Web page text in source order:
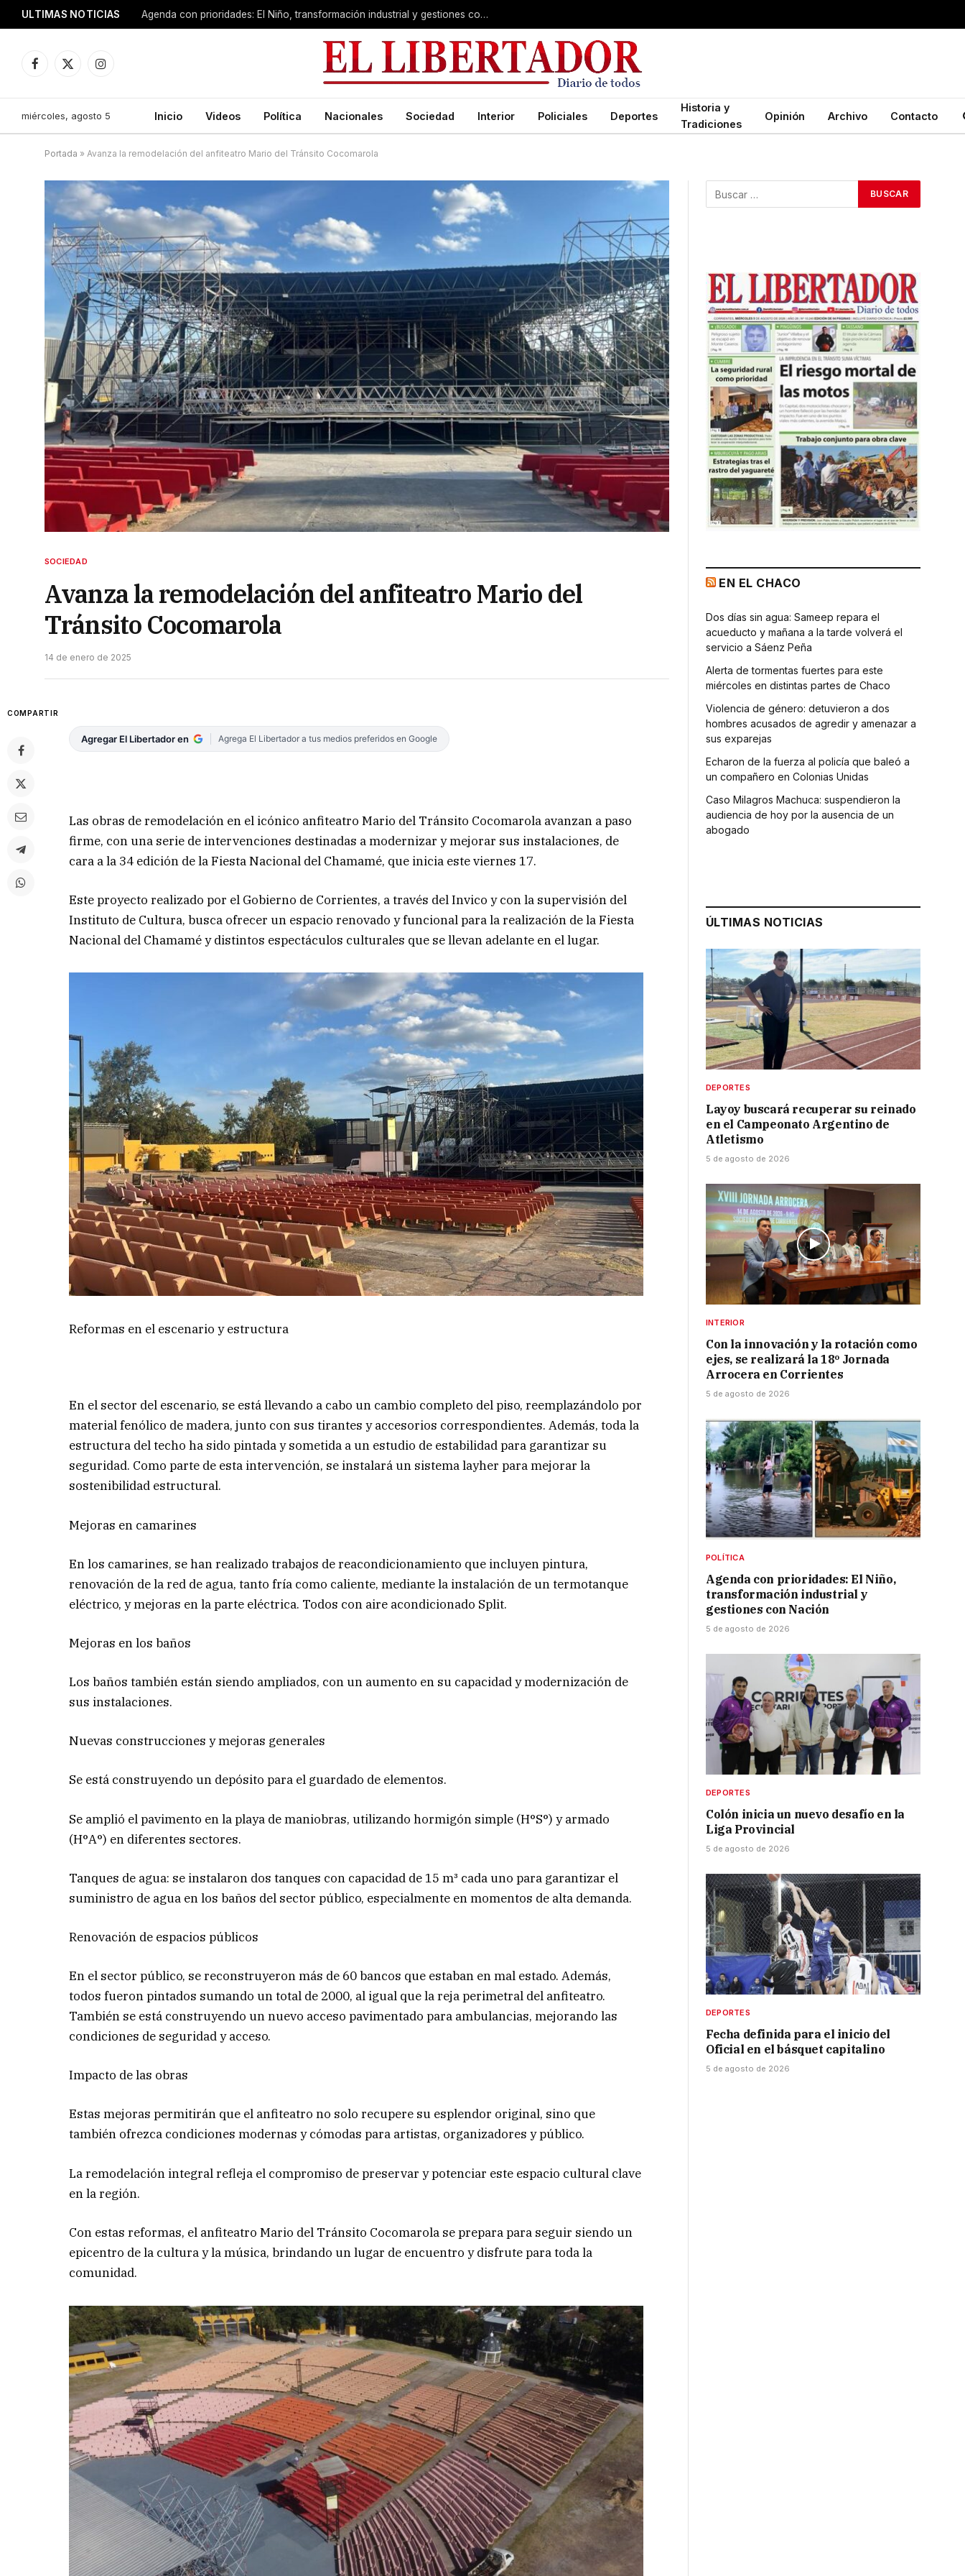
ULTIMAS NOTICIAS Agenda con prioridades: El Niño, transformación industrial y gestiones con Nación
Facebook
X
Instagram
miércoles, agosto 5 Inicio Videos Política Nacionales Sociedad Interior Policiales Deportes
Historia y
Tradiciones
Opinión Archivo Contacto
Portada » Avanza la remodelación del anfiteatro Mario del Tránsito Cocomarola
SOCIEDAD
Avanza la remodelación del anfiteatro Mario del
Tránsito Cocomarola
14 de enero de 2025
COMPARTIR
Agregar El Libertador en Agrega El Libertador a tus medios preferidos en Google
Las obras de remodelación en el icónico anfiteatro Mario del Tránsito Cocomarola avanzan a paso
firme, con una serie de intervenciones destinadas a modernizar y mejorar sus instalaciones, de
cara a la 34 edición de la Fiesta Nacional del Chamamé, que inicia este viernes 17.
Este proyecto realizado por el Gobierno de Corrientes, a través del Invico y con la supervisión del
Instituto de Cultura, busca ofrecer un espacio renovado y funcional para la realización de la Fiesta
Nacional del Chamamé y distintos espectáculos culturales que se llevan adelante en el lugar.
Reformas en el escenario y estructura
En el sector del escenario, se está llevando a cabo un cambio completo del piso, reemplazándolo por
material fenólico de madera, junto con sus tirantes y accesorios correspondientes. Además, toda la
estructura del techo ha sido pintada y sometida a un estudio de estabilidad para garantizar su
seguridad. Como parte de esta intervención, se instalará un sistema layher para mejorar la
sostenibilidad estructural.
Mejoras en camarines
En los camarines, se han realizado trabajos de reacondicionamiento que incluyen pintura,
renovación de la red de agua, tanto fría como caliente, mediante la instalación de un termotanque
eléctrico, y mejoras en la parte eléctrica. Todos con aire acondicionado Split.
Mejoras en los baños
Los baños también están siendo ampliados, con un aumento en su capacidad y modernización de
sus instalaciones.
Nuevas construcciones y mejoras generales
Se está construyendo un depósito para el guardado de elementos.
Se amplió el pavimento en la playa de maniobras, utilizando hormigón simple (H°S°) y armado
(H°A°) en diferentes sectores.
Tanques de agua: se instalaron dos tanques con capacidad de 15 m³ cada uno para garantizar el
suministro de agua en los baños del sector público, especialmente en momentos de alta demanda.
Renovación de espacios públicos
En el sector público, se reconstruyeron más de 60 bancos que estaban en mal estado. Además,
todos fueron pintados sumando un total de 2000, al igual que la reja perimetral del anfiteatro.
También se está construyendo un nuevo acceso pavimentado para ambulancias, mejorando las
condiciones de seguridad y acceso.
Impacto de las obras
Estas mejoras permitirán que el anfiteatro no solo recupere su esplendor original, sino que
también ofrezca condiciones modernas y cómodas para artistas, organizadores y público.
La remodelación integral refleja el compromiso de preservar y potenciar este espacio cultural clave
en la región.
Con estas reformas, el anfiteatro Mario del Tránsito Cocomarola se prepara para seguir siendo un
epicentro de la cultura y la música, brindando un lugar de encuentro y disfrute para toda la
comunidad.
EN EL CHACO
Dos días sin agua: Sameep repara el
acueducto y mañana a la tarde volverá el
servicio a Sáenz Peña
Alerta de tormentas fuertes para este
miércoles en distintas partes de Chaco
Violencia de género: detuvieron a dos
hombres acusados de agredir y amenazar a
sus exparejas
Echaron de la fuerza al policía que baleó a
un compañero en Colonias Unidas
Caso Milagros Machuca: suspendieron la
audiencia de hoy por la ausencia de un
abogado
ÚLTIMAS NOTICIAS
DEPORTES
Layoy buscará recuperar su reinado
en el Campeonato Argentino de
Atletismo
5 de agosto de 2026
INTERIOR
Con la innovación y la rotación como
ejes, se realizará la 18º Jornada
Arrocera en Corrientes
5 de agosto de 2026
POLÍTICA
Agenda con prioridades: El Niño,
transformación industrial y
gestiones con Nación
5 de agosto de 2026
DEPORTES
Colón inicia un nuevo desafío en la
Liga Provincial
5 de agosto de 2026
DEPORTES
Fecha definida para el inicio del
Oficial en el básquet capitalino
5 de agosto de 2026